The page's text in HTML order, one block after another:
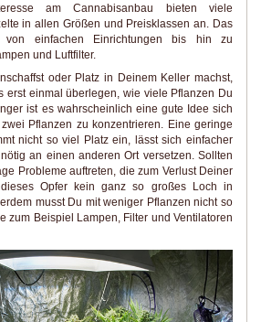
am Cannabisanbau bieten viele
in allen Größen und Preisklassen an. Das
von einfachen Einrichtungen bis hin zu
und Luftfilter.
oder Platz in Deinem Keller machst,
erst einmal überlegen, wie viele Pflanzen Du
ist es wahrscheinlich eine gute Idee sich
Pflanzen zu konzentrieren. Eine geringe
nicht so viel Platz ein, lässt sich einfacher
an einen anderen Ort versetzen. Sollten
Probleme auftreten, die zum Verlust Deiner
Opfer kein ganz so großes Loch in
musst Du mit weniger Pflanzen nicht so
zum Beispiel Lampen, Filter und Ventilatoren